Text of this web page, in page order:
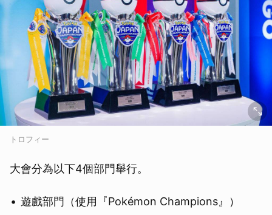
トロフィー
大會分為以下4個部門舉行。
遊戲部門（使用『Pokémon Champions』）